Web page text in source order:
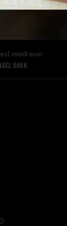
maid ever
DARK